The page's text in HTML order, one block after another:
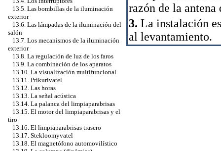
13.5. Las bombillas de la iluminación
exterior
13.6. Las lámpadas de la iluminación del
salón
13.7. Los mecanismos de la iluminación
exterior
13.8. La regulación de luz de los faros
13.9. La combinación de los aparatos
13.10. La visualización multifuncional
13.11. Prikurivatel
13.12. Las horas
13.13. La señal acústica
13.14. La palanca del limpiaparabrisas
13.15. El motor del limpiaparabrisas y el
tiro
13.16. El limpiaparabrisas trasero
13.17. Stekloomyvatel
13.18. El magnetófono automovilístico
razón de la
3. La instalación
al levantamiento.